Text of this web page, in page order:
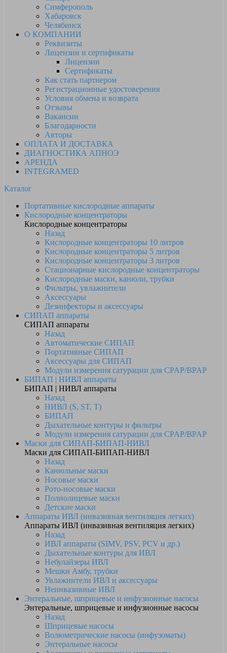
Симферополь
Хабаровск
Челябинск
О КОМПАНИИ
Реквизиты
Лицензии и сертификаты
Лицензии
Сертификаты
Как стать партнером
Регистрационные удостоверения
Условия обмена и возврата
Отзывы
Вакансии
Благодарности
Авторы
ОПЛАТА И ДОСТАВКА
ДИАГНОСТИКА АПНОЭ
АРЕНДА
INTEGRAMED
Каталог
Портативные кислородные аппараты
Кислородные концентраторы
Кислородные концентраторы
Назад
Кислородные концентраторы 10 литров
Кислородные концентраторы 5 литров
Кислородные концентраторы 3 литров
Стационарные кислородные концентраторы
Кислородные маски, канюли, трубки
Фильтры, увлажнители
Аксессуары
Дезинфекторы и аксессуары
СИПАП аппараты
СИПАП аппараты
Назад
Автоматические СИПАП
Портативные СИПАП
Аксессуары для СИПАП
Модули измерения сатурации для CPAP/BPAP
БИПАП | НИВЛ аппараты
БИПАП | НИВЛ аппараты
Назад
НИВЛ (S, ST, T)
БИПАП
Дыхательные контуры и фильтры
Модули измерения сатурации для CPAP/BPAP
Маски для СИПАП-БИПАП-НИВЛ
Маски для СИПАП-БИПАП-НИВЛ
Назад
Канюльные маски
Носовые маски
Рото-носовые маски
Полнолицевые маски
Детские маски
Аппараты ИВЛ (инвазивная вентиляция легких)
Аппараты ИВЛ (инвазивная вентиляция легких)
Назад
ИВЛ аппараты (SIMV, PSV, PCV и др.)
Дыхательные контуры для ИВЛ
Небулайзеры ИВЛ
Мешки Амбу, трубки
Увлажнители ИВЛ и аксессуары
Неинвазивные ИВЛ
Энтеральные, шприцевые и инфузионные насосы
Энтеральные, шприцевые и инфузионные насосы
Назад
Шприцевые насосы
Волюметрические насосы (инфузоматы)
Энтеральные насосы